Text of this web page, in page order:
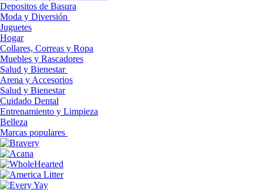
Depositos de Basura
Moda y Diversión
Juguetes
Hogar
Collares, Correas y Ropa
Muebles y Rascadores
Salud y Bienestar
Arena y Accesorios
Salud y Bienestar
Cuidado Dental
Entrenamiento y Limpieza
Belleza
Marcas populares